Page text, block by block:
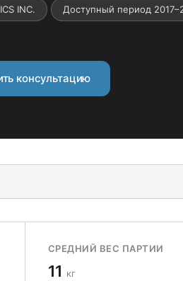
INC. Доступный период
консультацию
СРЕДНИЙ ВЕС ПАРТИИ
11 кг